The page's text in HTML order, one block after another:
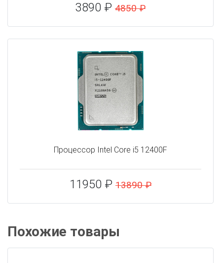
3890 ₽ 4850 ₽
Процессор Intel Core i5 12400F
11950 ₽ 13890 ₽
Похожие товары